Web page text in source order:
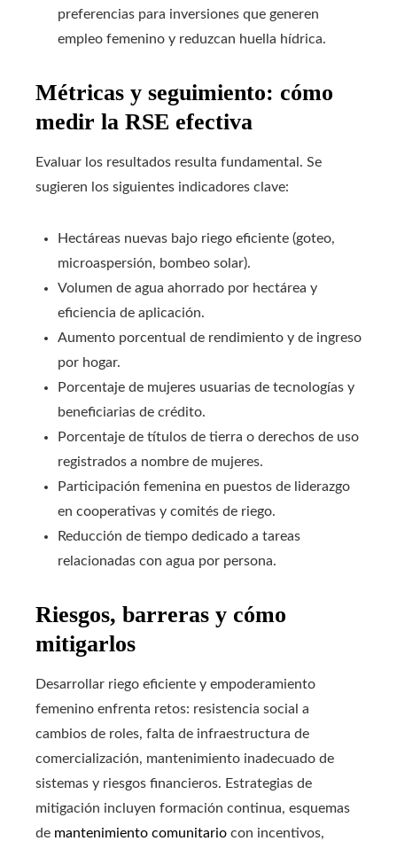
preferencias para inversiones que generen
empleo femenino y reduzcan huella hídrica.
Métricas y seguimiento: cómo
medir la RSE efectiva
Evaluar los resultados resulta fundamental. Se
sugieren los siguientes indicadores clave:
Hectáreas nuevas bajo riego eficiente (goteo,
microaspersión, bombeo solar).
Volumen de agua ahorrado por hectárea y
eficiencia de aplicación.
Aumento porcentual de rendimiento y de ingreso
por hogar.
Porcentaje de mujeres usuarias de tecnologías y
beneficiarias de crédito.
Porcentaje de títulos de tierra o derechos de uso
registrados a nombre de mujeres.
Participación femenina en puestos de liderazgo
en cooperativas y comités de riego.
Reducción de tiempo dedicado a tareas
relacionadas con agua por persona.
Riesgos, barreras y cómo
mitigarlos
Desarrollar riego eficiente y empoderamiento
femenino enfrenta retos: resistencia social a
cambios de roles, falta de infraestructura de
comercialización, mantenimiento inadecuado de
sistemas y riesgos financieros. Estrategias de
mitigación incluyen formación continua, esquemas
de mantenimiento comunitario con incentivos,